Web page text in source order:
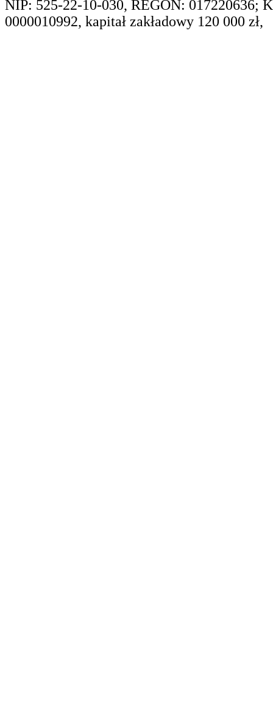
NIP: 525-22-10-030, REGON: 017220636;
0000010992, kapitał zakładowy 120 000 zł,